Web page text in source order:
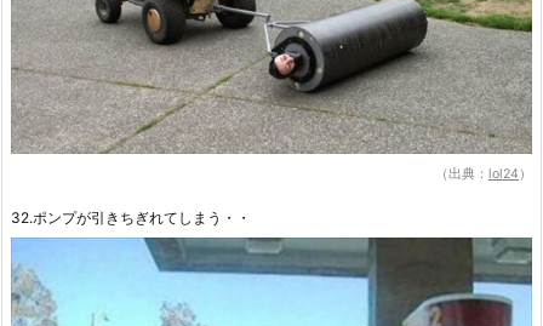
（出典： lol24 ）
32.ポンプが引きちぎれてしまう・・